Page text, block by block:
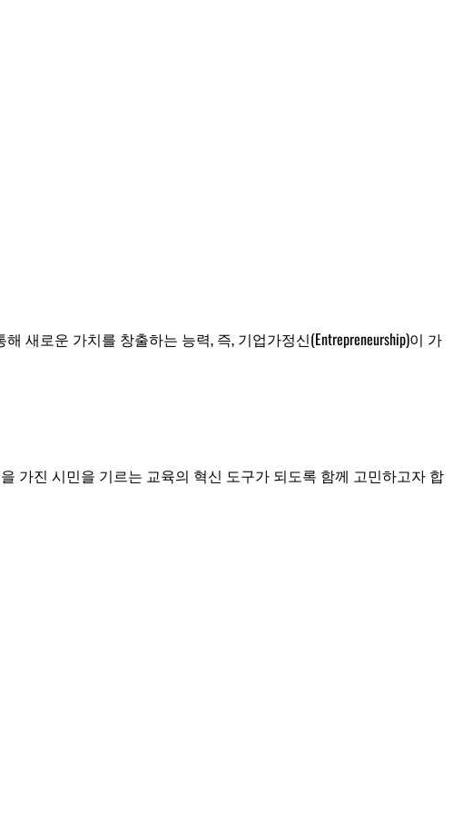
새로운 가치를 창출하는 능력, 즉, 기업가정신(Entrepreneurship)이 가
가진 시민을 기르는 교육의 혁신 도구가 되도록 함께 고민하고자 합